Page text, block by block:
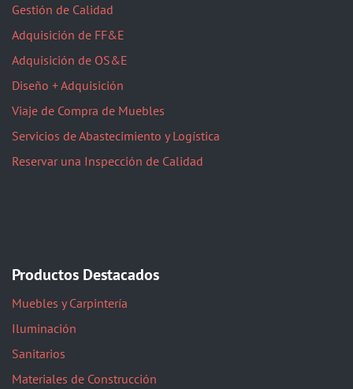
Gestión de Calidad
Adquisición de FF&E
Adquisición de OS&E
Diseño + Adquisición
Viaje de Compra de Muebles
Servicios de Abastecimiento y Logística
Reservar una Inspección de Calidad
Productos Destacados
Muebles y Carpintería
Iluminación
Sanitarios
Materiales de Construcción